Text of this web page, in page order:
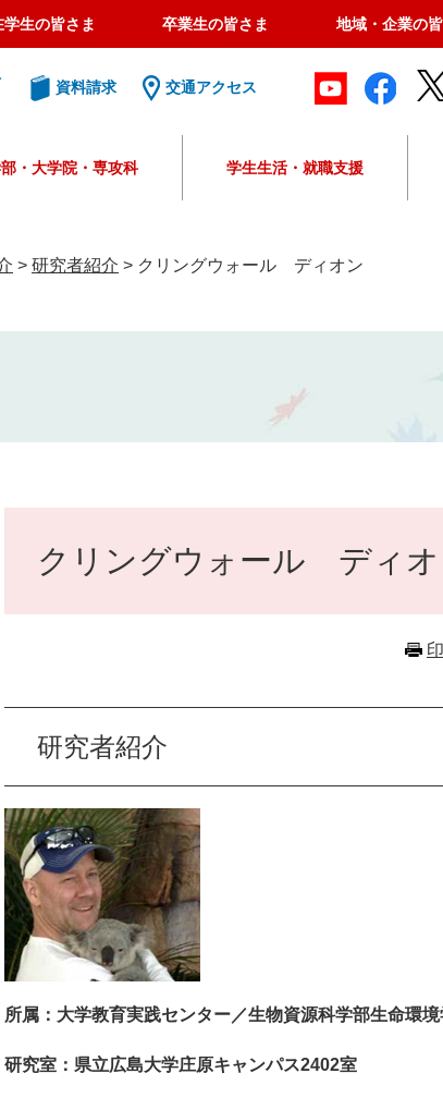
学生の皆さま 卒業生の皆さま 地域・企業の
資料請求 交通アクセス
o
e
検
・大学院・専攻科 学生生活・就職支援
> 研究者紹介 > クリングウォール ディオン
クリングウォール ディオ
研究者紹介
所属：大学教育実践センター／生物資源科学部生命
研究室：県立広島大学庄原キャンパス2402室